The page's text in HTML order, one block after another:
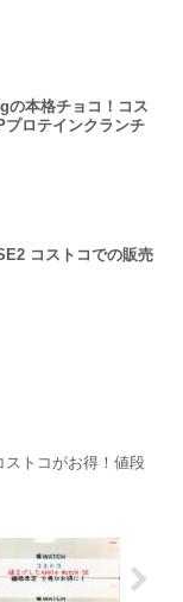
の本格チョコ！コス
プロテインクランチ
コストコでの販売
トコがお得！値段